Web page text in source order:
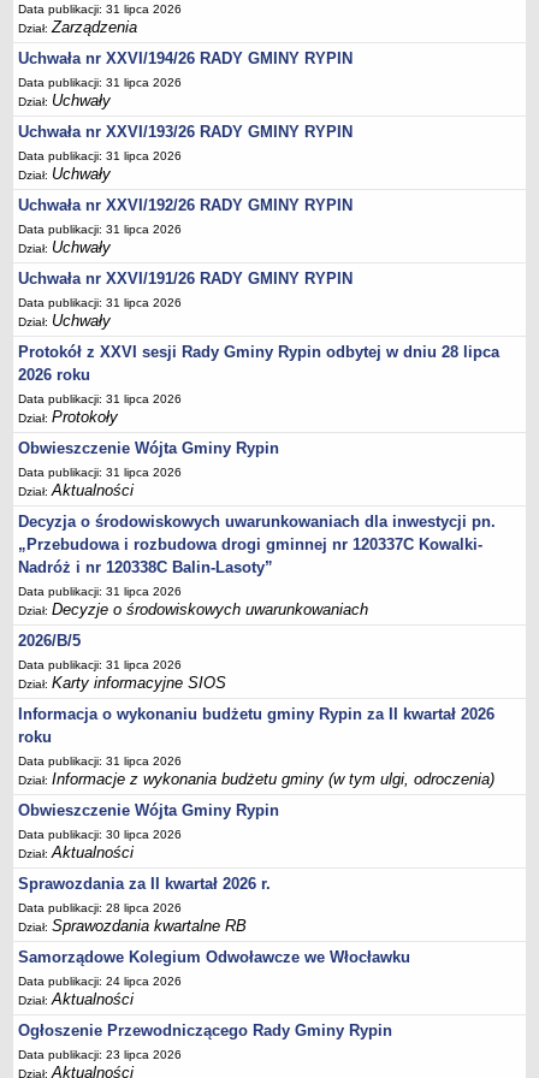
Sesje Rady Gminy Rypin
PRAWO LOKALNE
Statut
Strategia rozwoju
Uchwały
Projekty uchwał
Protokoły
Postać dokumentów
Akty Prawne, Dzienniki Ustaw, Monitory Polskie
Prawo miejscowe
Zarządzenia
Studium uwarunkowań i kierunków zagospodarowania
przestrzennego
Dane przestrzenne - MPZP
Stałe obwody głosowania, numery, granice oraz siedziby
obwodowych komisji wyborczych, opis granic okręgów wyborczych
Plan ogólny gminy Rypin
FINANSE GMINY
Budżet
Zmiany budżetu
Wieloletnia Prognoza Finansowa
Majątek gminy
Majątek jednostek organizacyjnych
Dług publiczny
Realizacja inwestycji
Sprawozdania z wykonania budżetu
Sprawozdania kwartalne RB
Sprawozdania finansowe
Informacje z wykonania budżetu gminy (w tym ulgi, odroczenia)
Interpretacje indywidualne
SPRAWY DO ZAŁATWIENIA
BUDOWA PRZYDOMOWYCH OCZYSZCZALNI ŚCIEKÓW -
DOFINANSOWANIE
Preferencyjny zakup węgla
Wykaz spraw
Data publikacji: 31 lipca 2026
Dział:Zarządzenia
Uchwała nr XXVI/194/26 RADY GMINY RYPIN
Data publikacji: 31 lipca 2026
Dział: Uchwały
Uchwała nr XXVI/193/26 RADY GMINY RYPIN
Data publikacji: 31 lipca 2026
Dział: Uchwały
Uchwała nr XXVI/192/26 RADY GMINY RYPIN
Data publikacji: 31 lipca 2026
Dział: Uchwały
Uchwała nr XXVI/191/26 RADY GMINY RYPIN
Data publikacji: 31 lipca 2026
Dział: Uchwały
Protokół z XXVI sesji Rady Gminy Rypin odbytej w dniu 28 lipca
2026 roku
Data publikacji: 31 lipca 2026
Dział:Protokoły
Obwieszczenie Wójta Gminy Rypin
Data publikacji: 31 lipca 2026
Dział:Aktualności
Decyzja o środowiskowych uwarunkowaniach dla inwestycji pn.
„Przebudowa i rozbudowa drogi gminnej nr 120337C Kowalki-
Nadróż i nr 120338C Balin-Lasoty”
Data publikacji: 31 lipca 2026
Dział:Decyzje o środowiskowych uwarunkowaniach
2026/B/5
Data publikacji: 31 lipca 2026
Dział:Karty informacyjne SIOS
Informacja o wykonaniu budżetu gminy Rypin za II kwartał 2026
roku
Data publikacji: 31 lipca 2026
Dział:Informacje z wykonania budżetu gminy (w tym ulgi, odroczenia)
Obwieszczenie Wójta Gminy Rypin
Data publikacji: 30 lipca 2026
Dział:Aktualności
Sprawozdania za II kwartał 2026 r.
Data publikacji: 28 lipca 2026
Dział:Sprawozdania kwartalne RB
Samorządowe Kolegium Odwoławcze we Włocławku
Data publikacji: 24 lipca 2026
Dział:Aktualności
Ogłoszenie Przewodniczącego Rady Gminy Rypin
Data publikacji: 23 lipca 2026
Dział:Aktualności